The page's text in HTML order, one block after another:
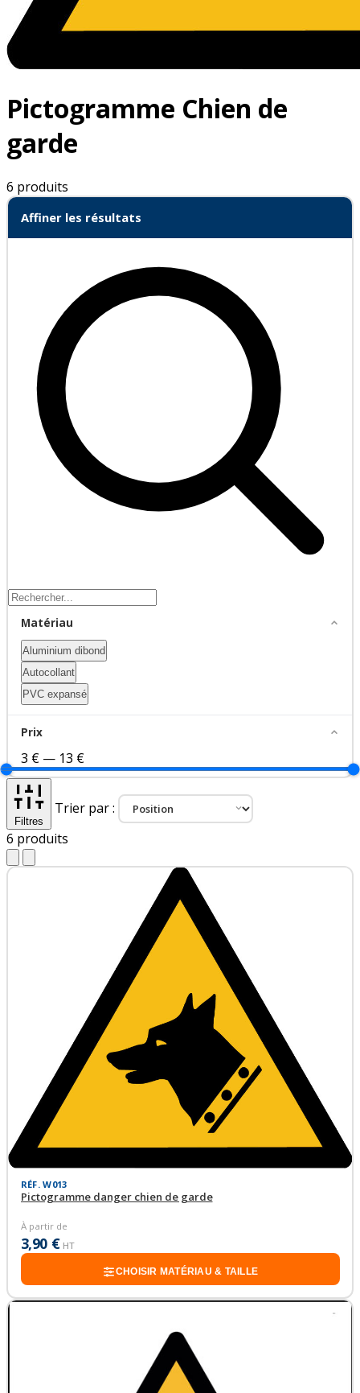
Pictogramme Chien de
garde
6 produits
Affiner les résultats
Matériau
Aluminium dibond
Autocollant
PVC expansé
Prix
3 € — 13 €
Filtres
Trier par :
6 produits
RÉF. W013
Pictogramme danger chien de garde
À partir de
3,90 € HT
CHOISIR MATÉRIAU & TAILLE